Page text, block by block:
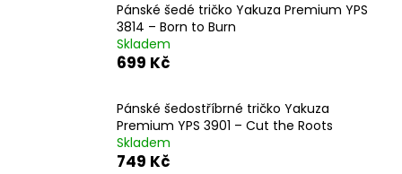
Pánské šedé tričko Yakuza Premium YPS
3814 – Born to Burn
Skladem
699 Kč
Pánské šedostříbrné tričko Yakuza
Premium YPS 3901 – Cut the Roots
Skladem
749 Kč